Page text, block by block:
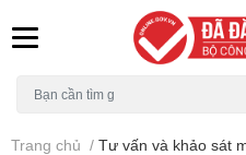
Trang chủ / Tư vấn và khảo sát